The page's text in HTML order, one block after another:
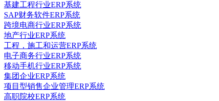
基建工程行业ERP系统
SAP财务软件ERP系统
跨境电商行业ERP系统
地产行业ERP系统
工程，施工和运营ERP系统
电子商务行业ERP系统
移动手机行业ERP系统
集团企业ERP系统
项目型销售企业管理ERP系统
高职院校ERP系统